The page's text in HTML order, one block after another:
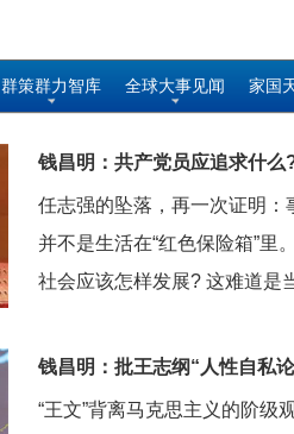
群策群力智库 全球大事见闻 家国
钱昌明：共产党员应追求什
任志强的坠落，再一次证明：
并不是生活在“红色保险箱”里
社会应该怎样发展? 这难道是
钱昌明：批王志纲“人性自私
“王文”背离马克思主义的阶级